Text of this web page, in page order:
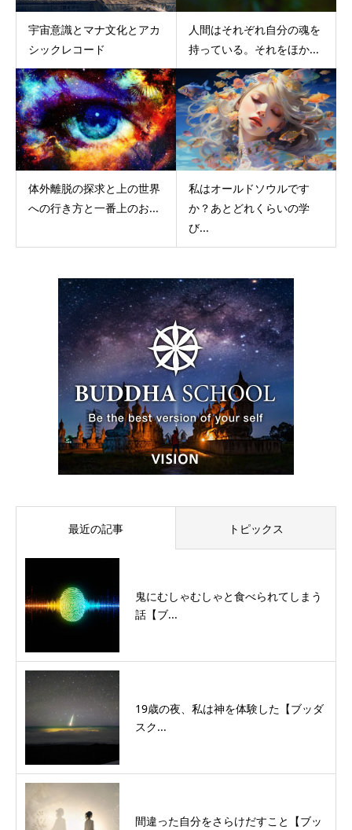
宇宙意識とマナ文化とアカ
シックレコード
人間はそれぞれ自分の魂を
持っている。それをほか...
体外離脱の探求と上の世界
への行き方と一番上のお...
私はオールドソウルです
か？あとどれくらいの学
び...
最近の記事 トピックス
鬼にむしゃむしゃと食べられてしまう
話【ブ...
19歳の夜、私は神を体験した【ブッダ
スク...
間違った自分をさらけだすこと【ブッ